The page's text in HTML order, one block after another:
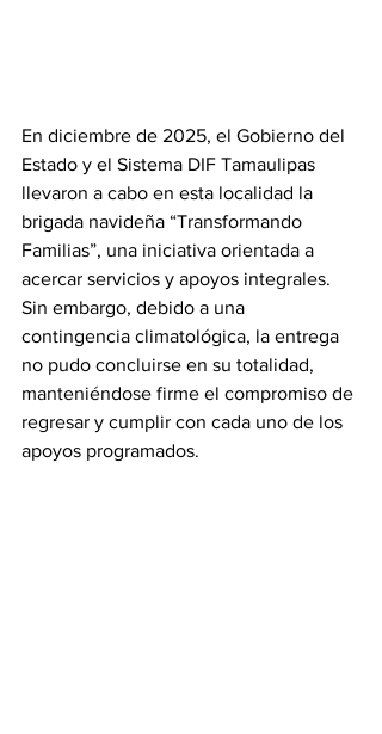
En diciembre de 2025, el Gobierno del
Estado y el Sistema DIF Tamaulipas
llevaron a cabo en esta localidad la
brigada navideña “Transformando
Familias”, una iniciativa orientada a
acercar servicios y apoyos integrales.
Sin embargo, debido a una
contingencia climatológica, la entrega
no pudo concluirse en su totalidad,
manteniéndose firme el compromiso de
regresar y cumplir con cada uno de los
apoyos programados.